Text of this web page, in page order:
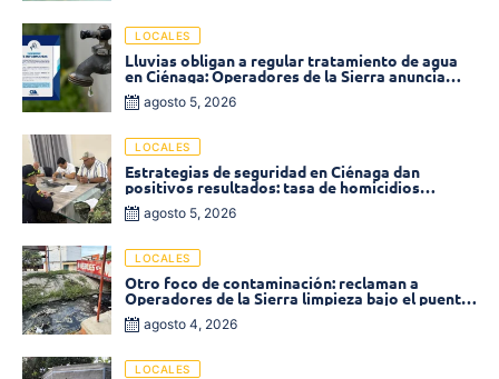
LOCALES
Lluvias obligan a regular tratamiento de agua
en Ciénaga: Operadores de la Sierra anuncia
baja presión en varios sectores
agosto 5, 2026
LOCALES
Estrategias de seguridad en Ciénaga dan
positivos resultados: tasa de homicidios
disminuyó un 58% en 2026
agosto 5, 2026
LOCALES
Otro foco de contaminación: reclaman a
Operadores de la Sierra limpieza bajo el puente
de la calle 19 con carrera 11
agosto 4, 2026
LOCALES